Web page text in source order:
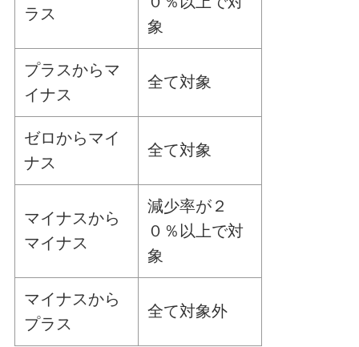
ラス
象
プラスからマ
イナス
全て対象
ゼロからマイ
ナス
全て対象
マイナスから
マイナス
減少率が２
０％以上で対
象
マイナスから
プラス
全て対象外